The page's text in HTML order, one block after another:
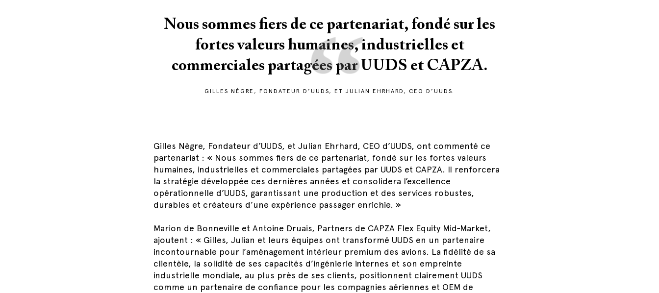
Nous sommes fiers de ce partenariat, fondé sur les
fortes valeurs humaines, industrielles et
commerciales partagées par UUDS et CAPZA.
“
GILLES NÈGRE, FONDATEUR D’UUDS, ET JULIAN EHRHARD, CEO D’UUDS.
Gilles Nègre, Fondateur d’UUDS, et Julian Ehrhard, CEO d’UUDS, ont commenté ce
partenariat : « Nous sommes fiers de ce partenariat, fondé sur les fortes valeurs
humaines, industrielles et commerciales partagées par UUDS et CAPZA. Il renforcera
la stratégie développée ces dernières années et consolidera l’excellence
opérationnelle d’UUDS, garantissant une production et des services robustes,
durables et créateurs d’une expérience passager enrichie. »
Marion de Bonneville et Antoine Druais, Partners de CAPZA Flex Equity Mid‑Market,
ajoutent : « Gilles, Julian et leurs équipes ont transformé UUDS en un partenaire
incontournable pour l’aménagement intérieur premium des avions. La fidélité de sa
clientèle, la solidité de ses capacités d’ingénierie internes et son empreinte
industrielle mondiale, au plus près de ses clients, positionnent clairement UUDS
comme un partenaire de confiance pour les compagnies aériennes et OEM de